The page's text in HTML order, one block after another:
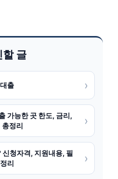
할 글
출 ›
가능한 곳 한도, 금리,
총정리
›
청자격, 지원내용, 필
리
›